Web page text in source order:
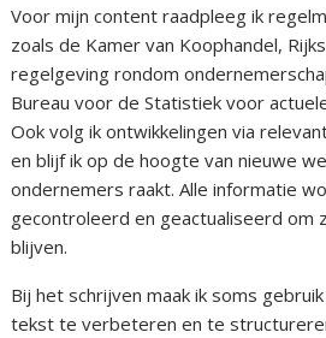
Voor mijn content raadpleeg ik
zoals de Kamer van Koophandel,
regelgeving rondom
Bureau voor de Statistiek voor
Ook volg ik ontwikkelingen via
en blijf ik op de hoogte van nieuwe
ondernemers raakt. Alle informatie
gecontroleerd en geactualiseerd om
blijven.
Bij het schrijven maak ik soms
tekst te verbeteren en te